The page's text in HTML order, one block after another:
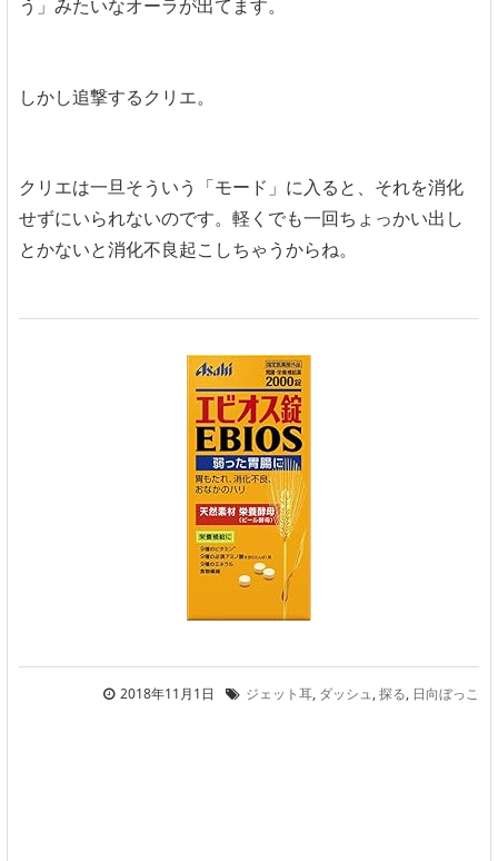
う」みたいなオーラが出てます。
しかし追撃するクリエ。
クリエは一旦そういう「モード」に入ると、それを消化
せずにいられないのです。軽くでも一回ちょっかい出し
とかないと消化不良起こしちゃうからね。
2018年11月1日 ジェット耳, ダッシュ,探る, 日向ぼっこ